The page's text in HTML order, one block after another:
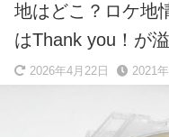
地はどこ？ロケ地
はThank you！が
2026年4月22日 2021